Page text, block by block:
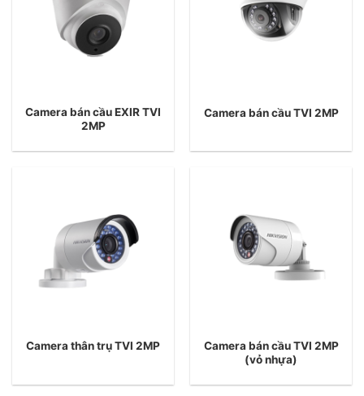
Camera bán cầu EXIR TVI
2MP
Camera bán cầu TVI 2MP
Camera thân trụ TVI 2MP
Camera bán cầu TVI 2MP
(vỏ nhựa)